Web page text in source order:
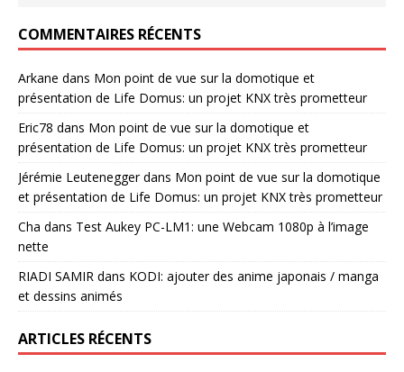
COMMENTAIRES RÉCENTS
Arkane dans Mon point de vue sur la domotique et
présentation de Life Domus: un projet KNX très prometteur
Eric78 dans Mon point de vue sur la domotique et
présentation de Life Domus: un projet KNX très prometteur
Jérémie Leuteneggerdans Mon point de vue sur la domotique
et présentation de Life Domus: un projet KNX très prometteur
Cha dans Test Aukey PC-LM1: une Webcam 1080p à l’image
nette
RIADI SAMIR dans KODI: ajouter des anime japonais / manga
et dessins animés
ARTICLES RÉCENTS